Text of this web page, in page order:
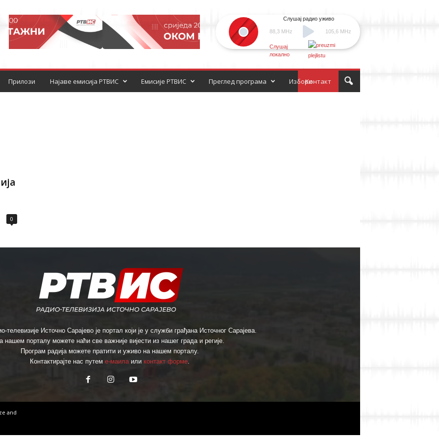
88,3 MHz
Слушај радио уживо
105,6 MHz
Слушај
локално
Прилози Најаве емисија РТВИС Емисије РТВИС Контакт
Преглед програма Избори
0
телевизије Источно Сарајево је портал који је у служби грађана Источног Сарајева.
нашем порталу можете наћи све важније вијести из нашег града и регије.
Програм радија можете пратити и уживо на нашем порталу.
Контактирајте нас путем е-маилаили контакт форме.
and